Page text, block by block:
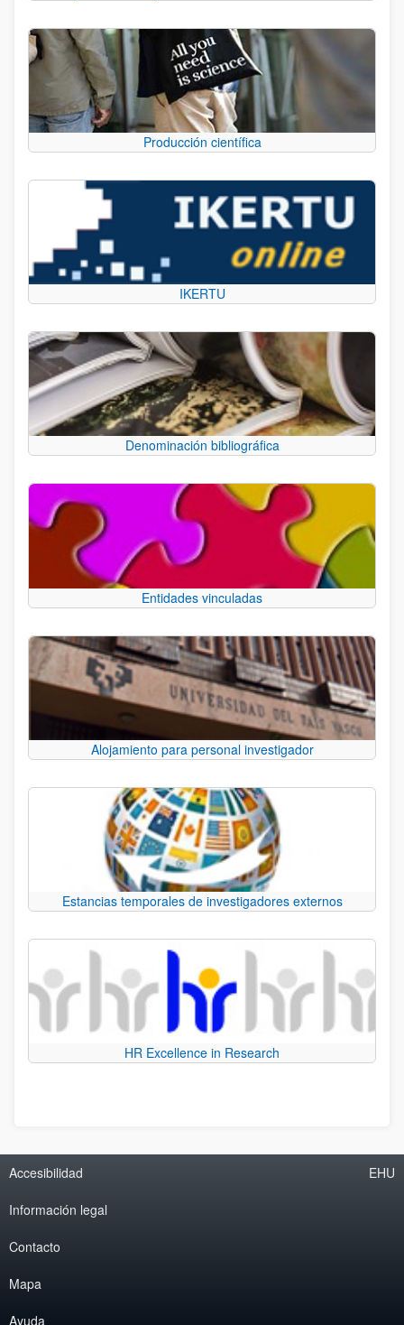
Producción científica
IKERTU
Denominación bibliográfica
Entidades vinculadas
Alojamiento para personal investigador
Estancias temporales de investigadores externos
HR Excellence in Research
Accesibilidad
Información legal
Contacto
Mapa
Ayuda
EHU